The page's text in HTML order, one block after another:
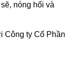
nóng hổi và
Công ty Cổ Phần